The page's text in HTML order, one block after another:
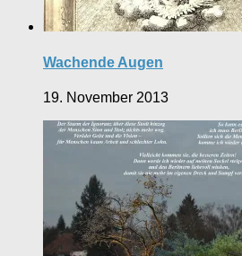
Wachende Augen
19. November 2013